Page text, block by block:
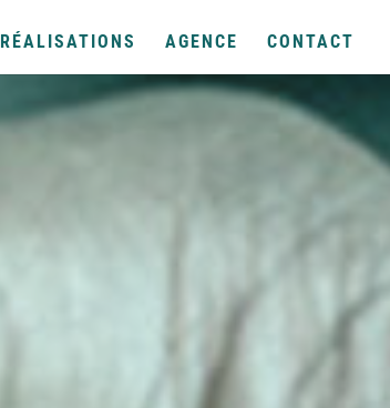
RÉALISATIONS AGENCE CONTACT